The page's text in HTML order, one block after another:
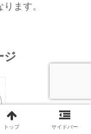
ます。
ジ
トップ サイドバー